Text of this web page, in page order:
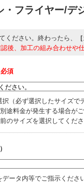
・フライヤー/デ
ください。終わったら、
後、加工の組み合わせや
須
（必ず選択したサイズで
途料金が発生する場合がご
のサイズを選択してくださ
ータ内等でご指示くださ